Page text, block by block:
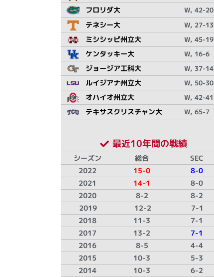
フロリダ大 W, 42-20
テネシー大 W, 27-13
ミシシッピ州立大 W, 45-19
ケンタッキー大 W, 16-6
ジョージア工科大 W, 37-14
ルイジアナ州立大 W, 50-30
オハイオ州立大 W, 42-41
テキサスクリスチャン大 W, 65-7
最近10年間の戦績
シーズン 総合
SEC
2022
15-0
8-0
2021
14-1
8-0
2020
8-2
8-2
2019
12-2
7-1
2018
11-3
7-1
2017
13-2
7-1
2016
8-5
4-4
2015
10-3
5-3
2014
10-3
6-2